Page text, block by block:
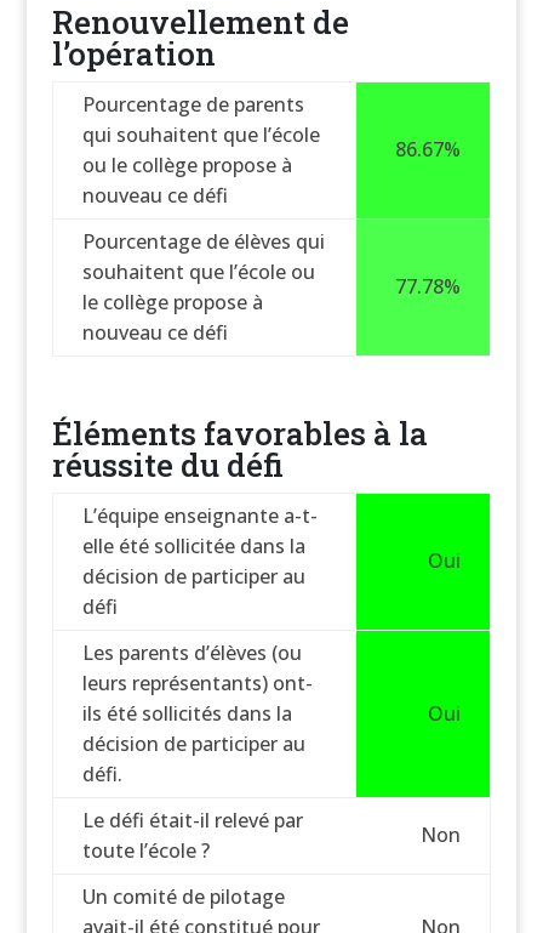
Renouvellement de
l’opération
Pourcentage de parents
qui souhaitent que l’école
ou le collège propose à
nouveau ce défi
86.67%
Pourcentage de élèves qui
souhaitent que l’école ou
le collège propose à
nouveau ce défi
77.78%
Éléments favorables à la
réussite du défi
L’équipe enseignante a-t-
elle été sollicitée dans la
décision de participer au
défi
Oui
Les parents d’élèves (ou
leurs représentants) ont-
ils été sollicités dans la
décision de participer au
défi.
Oui
Le défi était-il relevé par
toute l’école ?
Non
Un comité de pilotage
avait-il été constitué pour
Non